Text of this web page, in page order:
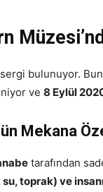
bulunuyor.
ve 8 Eylül
Mekana
tarafından
toprak) ve